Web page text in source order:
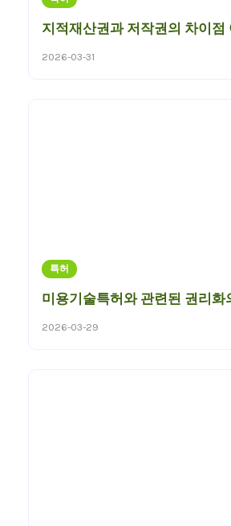
지적재산권과 저작권의 차이점
2026-03-31
특허
미용기술특허와 관련된 권리화
2026-03-29